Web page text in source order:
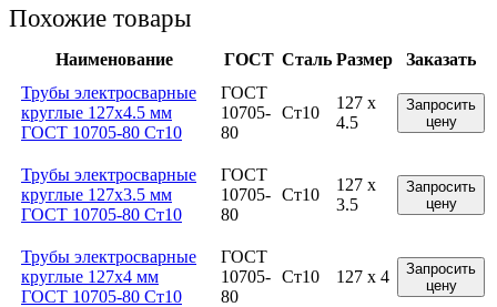
Похожие товары
Наименование ГОСТ Сталь Размер
Заказать
Трубы электросварные
круглые 127x4.5 мм
ГОСТ 10705-80 Ст10
ГОСТ
10705-
80
Ст10
127 x
4.5
Запросить
цену
Трубы электросварные
круглые 127x3.5 мм
ГОСТ 10705-80 Ст10
ГОСТ
10705-
80
Ст10
127 x
3.5
Запросить
цену
Трубы электросварные
круглые 127x4 мм
ГОСТ 10705-80 Ст10
ГОСТ
10705-
80
Ст10 127 x 4
Запросить
цену